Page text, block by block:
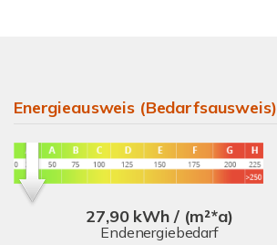
Energieausweis (Bedarfsausweis)
27,90 kWh / (m²*a)
Endenergiebedarf